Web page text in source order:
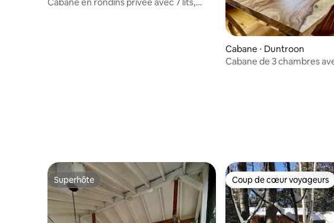
Cabane ⋅ Duntroon
Cabane de 3 chambres
Superhôte
Superhôte Coup de cœur voyageurs
Coup de cœur voyageurs